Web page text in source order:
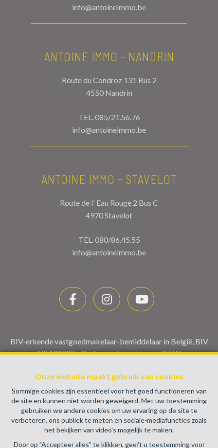
Onze website maakt gebruik van cookies
Sommige cookies zijn essentieel voor het goed functioneren van
de site en kunnen niet worden geweigerd. Met uw toestemming
gebruiken we andere cookies om uw ervaring op de site te
verbeteren, ons publiek te meten en sociale-mediafuncties zoals
het bekijken van video's mogelijk te maken.
Door op "Accepteer alles" te klikken, geeft u toestemming voor
info@antoineimmo.be
ANTOINE IMMO - NANDRIN
Route du Condroz 131 Bus 2
4550 Nandrin
TEL.085/21.56.76
info@antoineimmo.be
ANTOINE IMMO - STAVELOT
Route de l' Eau Rouge 2 Bus C
4970 Stavelot
TEL.080/86.45.55
info@antoineimmo.be
BIV-erkende vastgoedmakelaar-bemiddelaar in België, BIV
N° 100082 - Ondernemingsnummer : BTW
Beroepinstituut van Vastgoedmakelaars Luxemburgstraat,
16B - 1000 Brussel (+32 2 505 38 50 - info@biv.be) -
www.biv.be-Deontologische code
BA en borgstelling via NV AXA Belgium, Troonplein 1, 1000
Brussel (polisnr. 730.390.160) Dekking geldt voor
activiteiten die in België worden uitgevoerd